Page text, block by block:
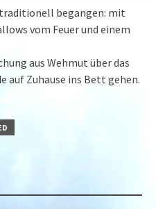
begangen: mit
vom Feuer und einem
aus Wehmut über das
auf Zuhause ins Bett gehen.